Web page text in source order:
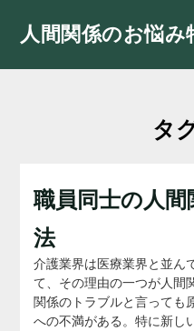
人間関係のお悩み
タ
職員同士の人
法
介護業界は医療業界と並ん
て、その理由の一つが人間
関係のトラブルと言っても
への不満がある。特に新し